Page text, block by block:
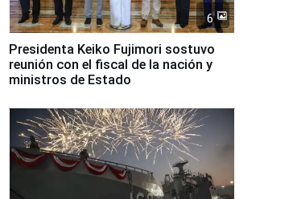
6
Presidenta Keiko Fujimori sostuvo
reunión con el fiscal de la nación y
ministros de Estado